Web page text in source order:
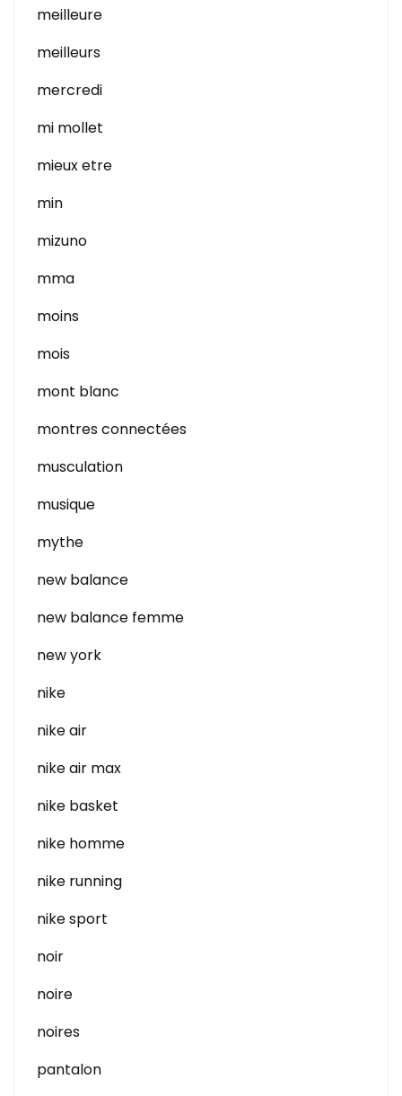
meilleure
meilleurs
mercredi
mi mollet
mieux etre
min
mizuno
mma
moins
mois
mont blanc
montres connectées
musculation
musique
mythe
new balance
new balance femme
new york
nike
nike air
nike air max
nike basket
nike homme
nike running
nike sport
noir
noire
noires
pantalon